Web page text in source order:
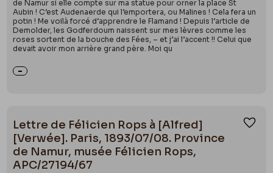
de Namur si elle compte sur ma statue pour orner la place St
Aubin ! C’est Audenaerde qui l’emportera, ou Malines ! Cela fera un
potin ! Me voilà forcé d’apprendre le Flamand ! Depuis l’article de
Demolder, les Godferdoum naissent sur mes lèvres comme les
roses sortent de la bouche des Fées, – et j’ai l’accent !! Celui que
devait avoir mon arrière grand père. Moi qu
Lettre de Félicien Rops à [Alfred]
[Verwée]. Paris, 1893/07/08. Province
de Namur, musée Félicien Rops,
APC/27194/67